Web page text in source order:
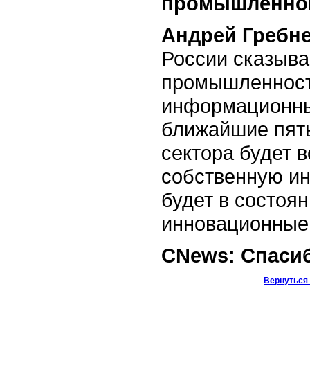
Андрей
России
ближайшие
сектора будет
собственную
будет в
CNews: